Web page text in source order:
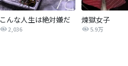
こんな人生は絶対嫌だ
2,036
煉獄女子
5.9万